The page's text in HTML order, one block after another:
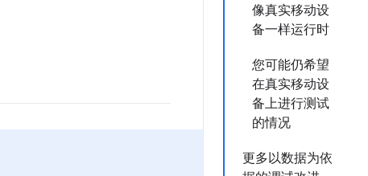
像真实移动设
备一样运行时
您可能仍希望
在真实移动设
备上进行测试
的情况
更多以数据为依